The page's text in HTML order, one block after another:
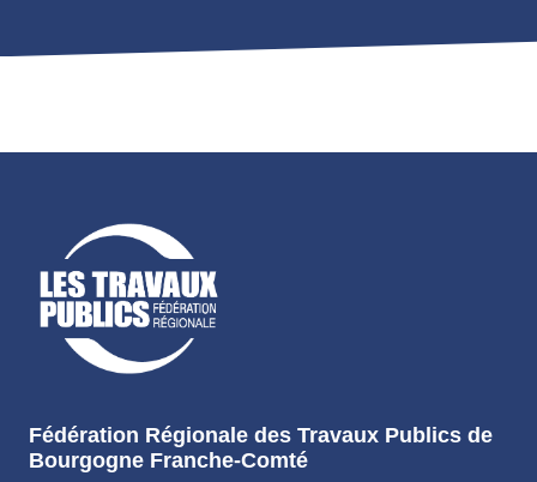
Fédération Régionale des Travaux Publics de
Bourgogne Franche-Comté